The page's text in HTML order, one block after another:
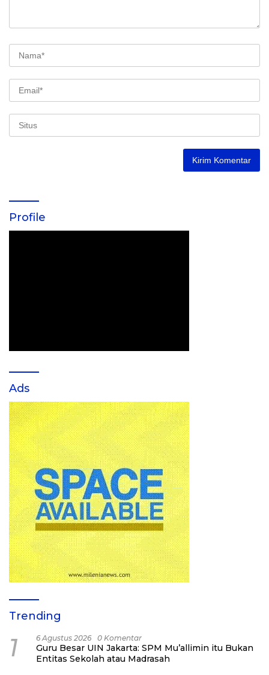
Profile
Ads
Trending
1 6 Agustus 2026 0 Komentar
Guru Besar UIN Jakarta: SPM Mu’allimin itu Bukan
Entitas Sekolah atau Madrasah